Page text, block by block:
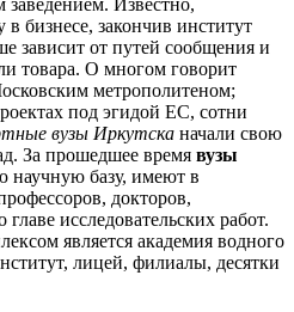
бизнесе, закончив институт
зависит от путей сообщения и
товара. О многом говорит
метрополитеном;
под эгидой ЕС, сотни
вузы Иркутска начали свою
За прошедшее время вузы
научную базу, имеют в
докторов,
исследовательских работ.
является академия водного
лицей, филиалы, десятки